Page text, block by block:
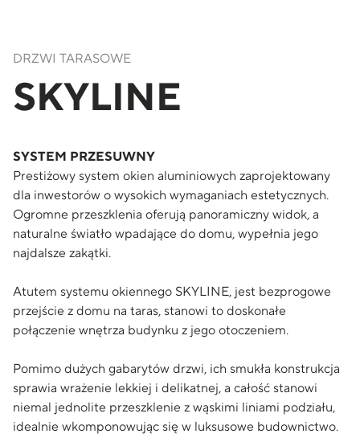
DRZWI TARASOWE
SKYLINE
SYSTEM PRZESUWNY
Prestiżowy system okien aluminiowych zaprojektowany
dla inwestorów o wysokich wymaganiach estetycznych.
Ogromne przeszklenia oferują panoramiczny widok, a
naturalne światło wpadające do domu, wypełnia jego
najdalsze zakątki.
Atutem systemu okiennego SKYLINE, jest bezprogowe
przejście z domu na taras, stanowi to doskonałe
połączenie wnętrza budynku z jego otoczeniem.
Pomimo dużych gabarytów drzwi, ich smukła konstrukcja
sprawia wrażenie lekkiej i delikatnej, a całość stanowi
niemal jednolite przeszklenie z wąskimi liniami podziału,
idealnie wkomponowując się w luksusowe budownictwo.